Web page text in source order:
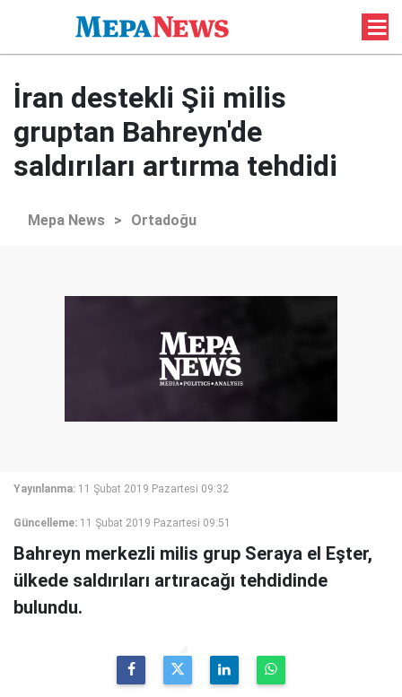
İran destekli Şii milis
gruptan Bahreyn'de
saldırıları artırma tehdidi
Mepa News > Ortadoğu
Yayınlanma: 11 Şubat 2019 Pazartesi 09:32
Güncelleme: 11 Şubat 2019 Pazartesi 09:51
Bahreyn merkezli milis grup Seraya el Eşter,
ülkede saldırıları artıracağı tehdidinde
bulundu.